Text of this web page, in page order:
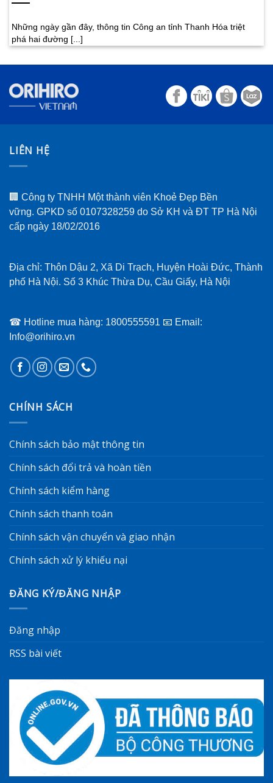
Những ngày gần đây, thông tin Công an tỉnh Thanh Hóa triệt
phá hai đường [...]
LIÊN HỆ
🏢 Công ty TNHH Một thành viên Khoẻ Đẹp Bền
vững. GPKD số 0107328259 do Sở KH và ĐT TP Hà Nội
cấp ngày 18/02/2016
Địa chỉ: Thôn Dậu 2, Xã Di Trạch, Huyện Hoài Đức, Thành
phố Hà Nội. Số 3 Khúc Thừa Dụ, Cầu Giấy, Hà Nội
☎ Hotline mua hàng: 1800555591 📧 Email:
Info@orihiro.vn
CHÍNH SÁCH
Chính sách bảo mật thông tin
Chính sách đổi trả và hoàn tiền
Chính sách kiểm hàng
Chính sách thanh toán
Chính sách vận chuyển và giao nhận
Chính sách xử lý khiếu nại
ĐĂNG KÝ/ĐĂNG NHẬP
Đăng nhập
RSS bài viết